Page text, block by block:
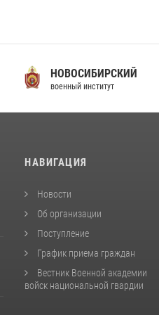
НОВОСИБИРСКИЙ
военный институт
НАВИГАЦИЯ
Новости
Об организации
Поступление
График приема граждан
Вестник Военной академии
войск национальной гвардии